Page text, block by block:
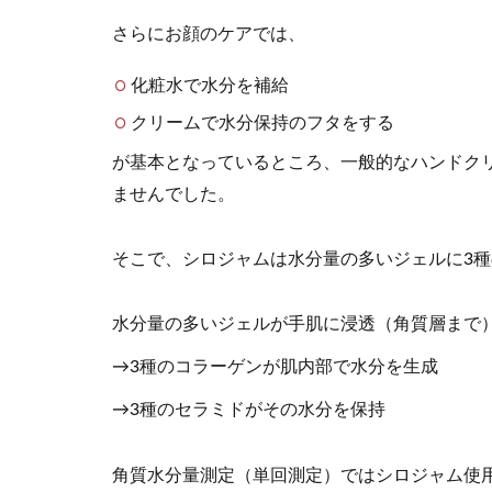
さらにお顔のケアでは、
化粧水で水分を補給
クリームで水分保持のフタをする
が基本となっているところ、一般的なハンド
ませんでした。
そこで、シロジャムは水分量の多いジェルに3
水分量の多いジェルが手肌に浸透（角質層まで
→3種のコラーゲンが肌内部で水分を生成
→3種のセラミドがその水分を保持
角質水分量測定（単回測定）ではシロジャム